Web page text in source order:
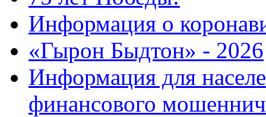
Информация о
«Гырон Быдтон» - 2026
Информация для
финансового